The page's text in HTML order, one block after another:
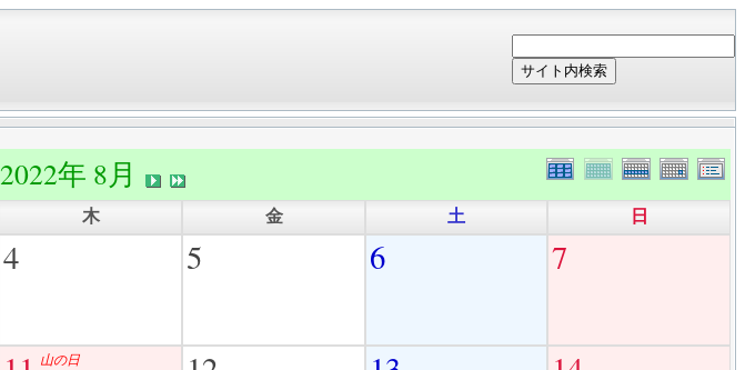
サイト内検索
2022年 8月
木 金 土 日
4 5 6 7
山の日